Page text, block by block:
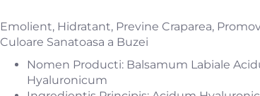
Emolient, Hidratant, Previne Craparea,
Culoare Sanatoasa a Buzei
Nomen Producti: Balsamum Labiale
Hyaluronicum